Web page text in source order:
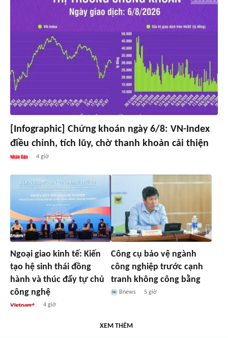
[Infographic] Chứng khoán ngày 6/8: VN-Index
điều chỉnh, tích lũy, chờ thanh khoản cải thiện
4 giờ
Ngoại giao kinh tế: Kiến
tạo hệ sinh thái đồng
hành và thúc đẩy tự chủ
công nghệ
4 giờ
Công cụ bảo vệ ngành
công nghiệp trước cạnh
tranh không công bằng
Bnews 5 giờ
XEM THÊM